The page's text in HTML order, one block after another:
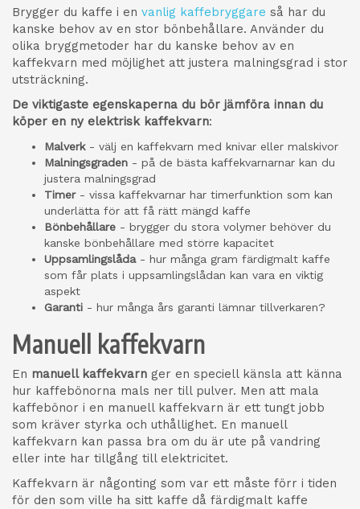
Brygger du kaffe i en vanlig kaffebryggare så har du
kanske behov av en stor bönbehållare. Använder du
olika bryggmetoder har du kanske behov av en
kaffekvarn med möjlighet att justera malningsgrad i stor
utsträckning.
De viktigaste egenskaperna du bör jämföra innan du
köper en ny elektrisk kaffekvarn:
Malverk- välj en kaffekvarn med knivar eller malskivor
Malningsgraden - på de bästa kaffekvarnarnar kan du
justera malningsgrad
Timer- vissa kaffekvarnar har timerfunktion som kan
underlätta för att få rätt mängd kaffe
Bönbehållare - brygger du stora volymer behöver du
kanske bönbehållare med större kapacitet
Uppsamlingslåda- hur många gram färdigmalt kaffe
som får plats i uppsamlingslådan kan vara en viktig
aspekt
Garanti - hur många års garanti lämnar tillverkaren?
Manuell kaffekvarn
En manuell kaffekvarn ger en speciell känsla att känna
hur kaffebönorna mals ner till pulver. Men att mala
kaffebönor i en manuell kaffekvarn är ett tungt jobb
som kräver styrka och uthållighet. En manuell
kaffekvarn kan passa bra om du är ute på vandring
eller inte har tillgång till elektricitet.
Kaffekvarn är någonting som var ett måste förr i tiden
för den som ville ha sitt kaffe då färdigmalt kaffe